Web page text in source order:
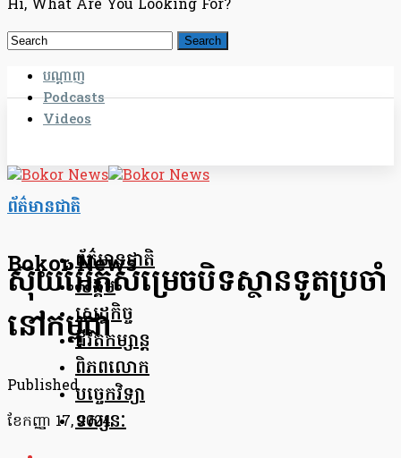
Hi, What Are You Looking For?
បណ្តាញ
Podcasts
Videos
Bokor News
ព័ត៌មានជាតិ
សង្គម
សេដ្ឋកិច្ច
ជីវិតកម្សាន្ត
ពិភពលោក
បច្ចេកវិទ្យា
ទស្សនៈ
ព័ត៌មានជាតិ
ស៊ុយអែតសម្រេចបិទស្ថានទូតប្រចាំ
នៅកម្ពុជា
Published
ខែ​កញ្ញា 17, 2024